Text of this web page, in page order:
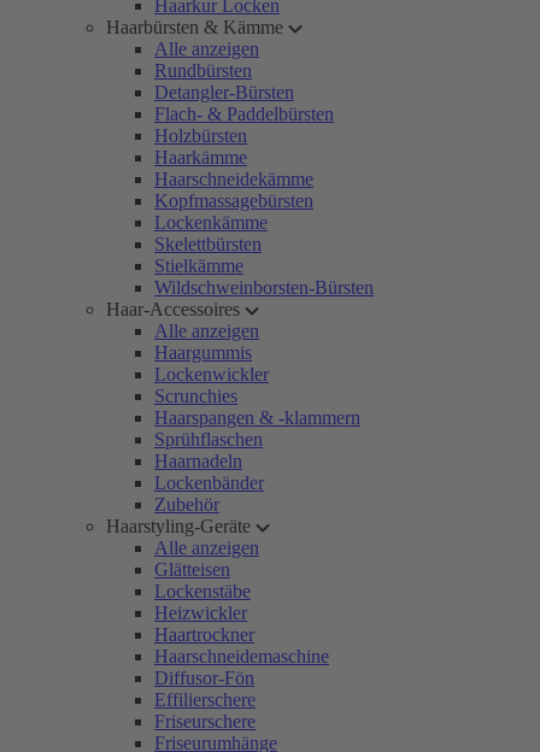
Haarkur Locken
Haarbürsten & Kämme
Alle anzeigen
Rundbürsten
Detangler-Bürsten
Flach- & Paddelbürsten
Holzbürsten
Haarkämme
Haarschneidekämme
Kopfmassagebürsten
Lockenkämme
Skelettbürsten
Stielkämme
Wildschweinborsten-Bürsten
Haar-Accessoires
Alle anzeigen
Haargummis
Lockenwickler
Scrunchies
Haarspangen & -klammern
Sprühflaschen
Haarnadeln
Lockenbänder
Zubehör
Haarstyling-Geräte
Alle anzeigen
Glätteisen
Lockenstäbe
Heizwickler
Haartrockner
Haarschneidemaschine
Diffusor-Fön
Effilierschere
Friseurschere
Friseurumhänge